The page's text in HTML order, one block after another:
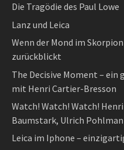
Die Tragödie des Paul Lowe
Lanz und Leica
Wenn der Mond im
zurückblickt
The Decisive Moment – ein
mit Henri Cartier-Bresson
Watch! Watch! Watch!
Baumstark, Ulrich
Leica im Iphone –